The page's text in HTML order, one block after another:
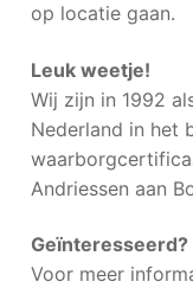
op locatie gaan.
Leuk weetje!
Wij zijn in 1992
Nederland in het
Andriessen aan
Geïnteresseerd?
Voor meer